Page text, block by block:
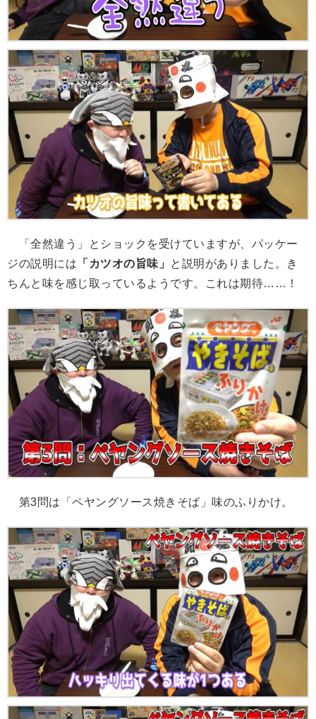
「全然違う」とショックを受けていますが、パッケー
ジの説明には 「カツオの旨味」
と説明がありました。き
ちんと味を感じ取っているようです。これは期待……！
第3問は「ペヤングソース焼きそば」味のふりかけ。